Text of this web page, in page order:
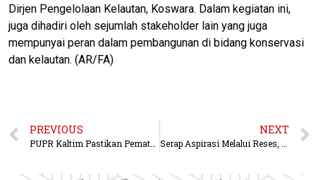
Dirjen Pengelolaan Kelautan, Koswara. Dalam kegiatan ini,
juga dihadiri oleh sejumlah stakeholder lain yang juga
mempunyai peran dalam pembangunan di bidang konservasi
dan kelautan. (AR/FA)
PREVIOUS NEXT